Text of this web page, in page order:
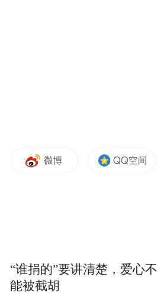
“谁捐的”要讲清楚，爱心不
能被截胡